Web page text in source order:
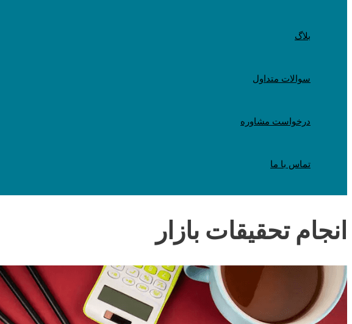
بلاگ
سوالات متداول
درخواست مشاوره
تماس با ما
انجام تحقیقات بازار